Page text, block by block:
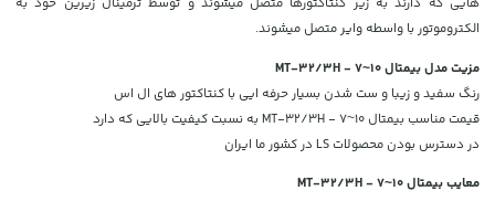
الکتروموتور با واسطه وایر متصل میشوند.
مزیت مدل بیمتال MT-32/3H - 7~10
رنگ سفید و زیبا و ست شدن بسیار حرفه ایی با کنتاکتور های ال اس
قیمت مناسب بیمتال MT-32/3H - 7~10 به نسبت کیفیت بالایی که دارد
در دسترس بودن محصولات LS در کشور ما ایران
معایب بیمتال MT-32/3H - 7~10